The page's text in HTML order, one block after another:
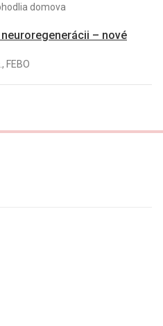
domova
– nové
FEBO